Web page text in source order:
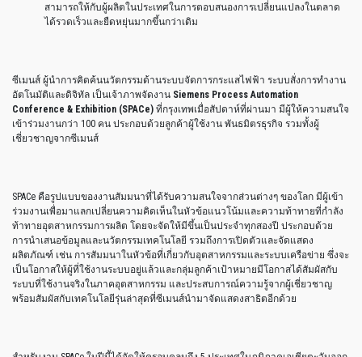
สามารถให้กับผู้ผลิตในประเทศในการตอบสนองการเปลี่ยนแปลงในตลาด
ได้รวดเร็วและยืดหยุ่นมากขึ้นกว่าเดิม
ซีเมนส์ ผู้นำการคิดค้นนวัตกรรมด้านระบบจัดการกระแสไฟฟ้า ระบบสั่งการทำงาน
อัตโนมัติและดิจิทัล เป็นเจ้าภาพจัดงาน Siemens Process Automation
Conference & Exhibition (SPACe) ที่กรุงเทพเมื่อสัปดาห์ที่ผ่านมา มีผู้ให้ความสนใจ
เข้าร่วมงานกว่า 100 คน ประกอบด้วยลูกค้าผู้ใช้งาน พันธมิตรธุรกิจ รวมทั้งผู้
เชี่ยวชาญจากซีเมนส์
SPACe คือรูปแบบของงานสัมมนาที่ได้รับความสนใจจากส่วนต่างๆ ของโลก มีผู้เข้า
ร่วมงานเพื่อมาแลกเปลี่ยนความคิดเห็นในหัวข้อแนวโน้มและความท้าทายที่กำลัง
ท้าทายอุตสาหกรรมการผลิต โดยจะจัดให้มีขึ้นเป็นประจำทุกสองปี ประกอบด้วย
การนำเสนอข้อมูลและนวัตกรรมเทคโนโลยี รวมถึงการเปิดตัวและจัดแสดง
ผลิตภัณฑ์ เช่น การสัมมนาในหัวข้อที่เกี่ยวกับอุตสาหกรรมและระบบเครือข่าย ซึ่งจะ
เป็นโอกาสให้ผู้ที่ใช้งานระบบอยู่แล้วและกลุ่มลูกค้าเป้าหมายมีโอกาสได้สัมผัสกับ
ระบบที่ใช้งานจริงในภาคอุตสาหกรรม และประสบการณ์ความรู้จากผู้เชี่ยวชาญ
พร้อมสัมผัสกับเทคโนโลยีรุ่นล่าสุดที่ซีเมนส์นำมาจัดแสดงสาธิตอีกด้วย